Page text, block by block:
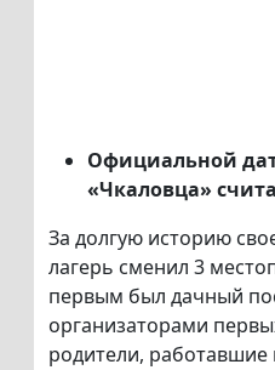
Официальной
«Чкаловца»
За долгую историю
лагерь сменил 3
первым был дачный
организаторами
родители, работавшие